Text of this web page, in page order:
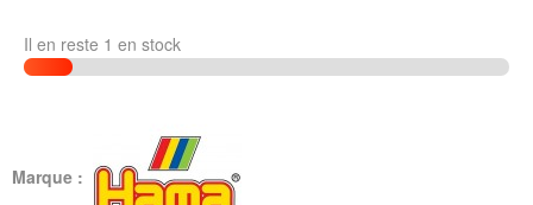
Il en reste 1 en stock
Marque :